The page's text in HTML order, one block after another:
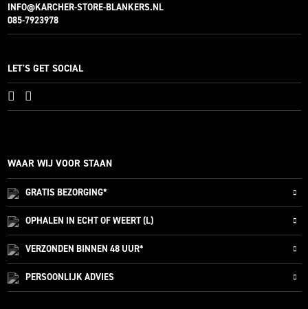
INFO@KARCHER-STORE-BLANKERS.NL
085-7923978
LET'S GET SOCIAL
WAAR WIJ VOOR STAAN
GRATISBEZORGING*
OPHALEN IN ECHT OF WEERT (L)
VERZONDEN BINNEN 48 UUR*
PERSOONLIJKADVIES